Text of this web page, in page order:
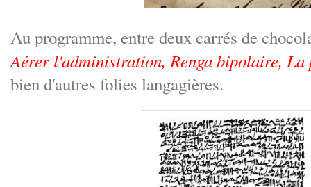
Au programme, entre deux carrés de
Aérer l'administration, Renga bipolaire, La
bien d'autres folies langagières.